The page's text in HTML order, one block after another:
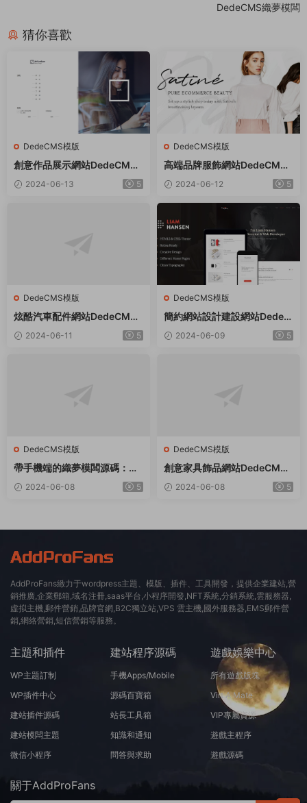
DedeCMS織夢模闆
猜你喜歡
DedeCMS模版
創意作品展示網站DedeCMS
織夢模闆
2024-06-13 5
DedeCMS模版
高端品牌服飾網站DedeCMS
織夢模闆
2024-06-12 5
DedeCMS模版
炫酷汽車配件網站DedeCMS
織夢模闆
2024-06-11 5
DedeCMS模版
簡約網站設計建設網站Dede織
夢模闆2024-06-09 5
DedeCMS模版
帶手機端的織夢模闆源碼：适
用于社會福利院、養老院等領
域
2024-06-08 5
DedeCMS模版
創意家具飾品網站DedeCMS
織夢模闆
2024-06-08 5
AddProFans緻力于wordpress主題、模版、插件、工具開發，提供企業建站,營
銷推廣,企業郵箱,域名注冊,saas平台,小程序開發,NFT系統,分銷系統,雲服務器,
虛拟主機,郵件營銷,品牌官網,B2C獨立站,VPS 雲主機,國外服務器,EMS郵件營
銷,網絡營銷,短信營銷等服務。
主題和插件
WP主題訂制
WP插件中心
建站插件源碼
建站模闆主題
微信小程序
建站程序源碼
手機Apps/Mobile
源碼百寶箱
站長工具箱
知識和通知
問答與求助
遊戲娛樂中心
所有遊戲版塊
Virt A Mate
VIP專屬資源
遊戲主程序
遊戲源碼
關于AddProFans